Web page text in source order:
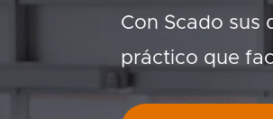
Con Scado sus
práctico que